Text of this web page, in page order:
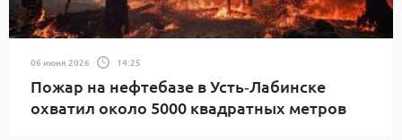
ПОЛИТИКА ПРОИСШЕСТВИЯ ПУТЕШЕСТВИЯ
РЕЛИГИЯ СПОРТ ТЕАТРЫ ТЕННИС
ТЕХНОЛОГИИ И НАУКА
ШОУ-БИЗНЕС ЭКОЛОГИЯ ЭКОНОМИКА
06 июня 2026 14:25
Пожар на нефтебазе в Усть‑Лабинске
охватил около 5000 квадратных метров